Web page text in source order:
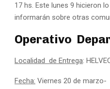
17 hs. Este lunes 9 hicieron
informarán sobre otras
Operativo
Localidad de Entrega:
Fecha: Viernes 20 de marzo-